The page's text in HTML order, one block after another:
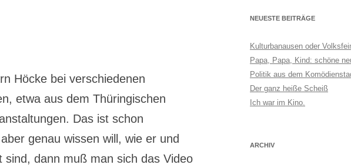
Höcke bei verschiedenen
etwa aus dem Thüringischen
Das ist schon
genau wissen will, wie er und
sind, dann muß man sich das Video
NEUESTE BEITRÄGE
Kulturbanausen oder
Papa, Papa, Kind: schöne
Politik aus dem
Der ganz heiße Scheiß
Ich war im Kino.
ARCHIV